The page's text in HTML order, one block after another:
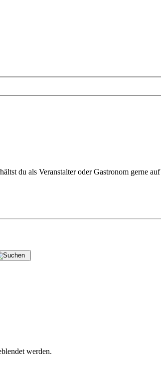
du als Veranstalter oder Gastronom gerne auf
werden.